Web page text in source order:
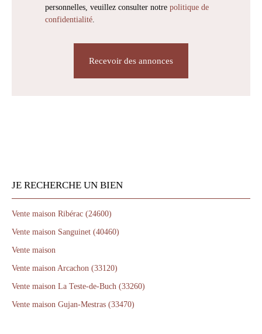
personnelles, veuillez consulter notre politique de
confidentialité
Recevoir des annonces
JE RECHERCHE UN BIEN
Vente maison Ribérac (24600)
Vente maison Sanguinet (40460)
Vente maison
Vente maison Arcachon (33120)
Vente maison La Teste-de-Buch (33260)
Vente maison Gujan-Mestras (33470)